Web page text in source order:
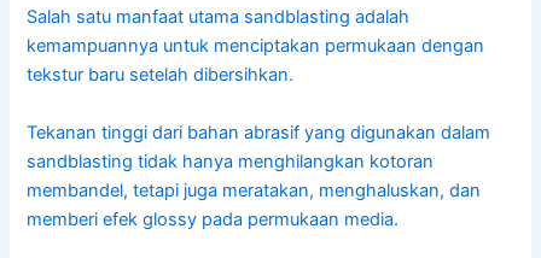
Salah satu manfaat utama sandblasting adalah
kemampuannya untuk menciptakan permukaan dengan
tekstur baru setelah dibersihkan.
Tekanan tinggi dari bahan abrasif yang digunakan dalam
sandblasting tidak hanya menghilangkan kotoran
membandel, tetapi juga meratakan, menghaluskan, dan
memberi efek glossy pada permukaan media.